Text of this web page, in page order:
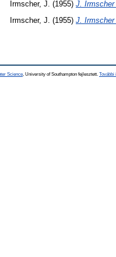
Irmscher, J. (1955) J. Irmscher
Irmscher, J. (1955) J. Irmscher
Science , University of Southampton fejlesztett. További